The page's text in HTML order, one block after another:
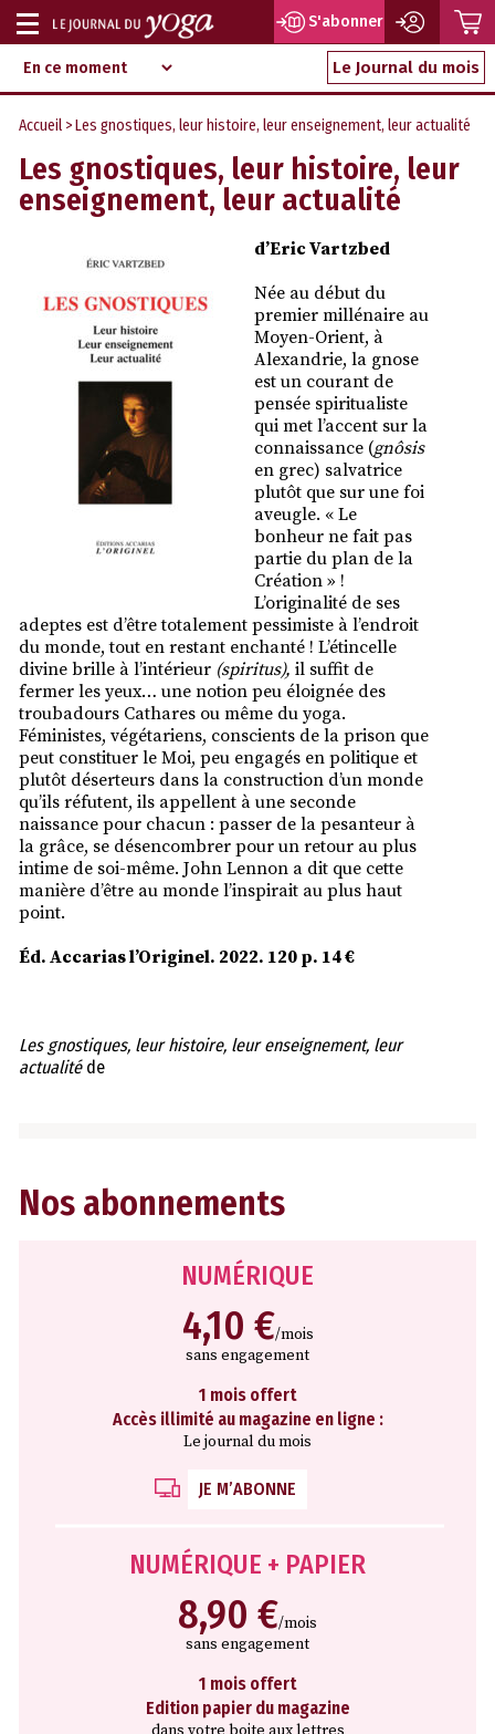
Aller
au
contenu
d‘information
indépendant
Afficher
ou
masquer
navigation
S'abonner
Le Journal du mois
Accueil > Les gnostiques, leur histoire, leur enseignement, leur actualité
Les gnostiques, leur histoire, leur
enseignement, leur actualité
d’Eric Vartzbed
Née au début du
premier millénaire au
Moyen-Orient, à
Alexandrie, la gnose
est un courant de
pensée spiritualiste
qui met l’accent sur la
connaissance (gnôsis
en grec) salvatrice
plutôt que sur une foi
aveugle. « Le
bonheur ne fait pas
partie du plan de la
Création » !
L’originalité de ses
adeptes est d’être totalement pessimiste à l’endroit
du monde, tout en restant enchanté ! L’étincelle
divine brille à l’intérieur (spiritus), il suffit de
fermer les yeux… une notion peu éloignée des
troubadours Cathares ou même du yoga.
Féministes, végétariens, conscients de la prison que
peut constituer le Moi, peu engagés en politique et
plutôt déserteurs dans la construction d’un monde
qu’ils réfutent, ils appellent à une seconde
naissance pour chacun : passer de la pesanteur à
la grâce, se désencombrer pour un retour au plus
intime de soi-même. John Lennon a dit que cette
manière d’être au monde l’inspirait au plus haut
point.
Éd. Accarias l’Originel. 2022. 120 p. 14 €
Les gnostiques, leur histoire, leur enseignement, leur
actualitéde
Nos abonnements
NUMÉRIQUE
4,10 €/mois
sans engagement
1 mois offert
Accès illimité au magazine en ligne :
Le journal du mois
JE M’ABONNE
NUMÉRIQUE + PAPIER
8,90 €/mois
sans engagement
1 mois offert
Edition papier du magazine